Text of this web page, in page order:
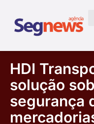
HDI
solução
segurança